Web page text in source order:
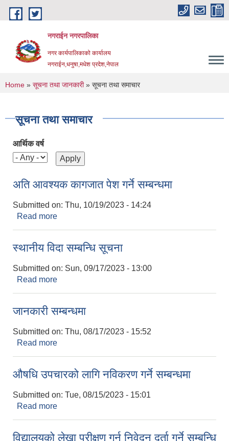
Skip to main content
नगराईन नगरपालिका
नगर कार्यपालिकाको कार्यालय
नगराईन,धनुषा,मधेश प्रदेश,नेपाल
You are here
Home » सूचना तथा जानकारी» सूचना तथा समाचार
सूचना तथा समाचार
आर्थिक वर्ष
अति आवश्यक कागजात पेश गर्ने सम्बन्धमा
Submitted on: Thu, 10/19/2023 - 14:24
Read more
स्थानीय विदा सम्बन्धि सूचना
Submitted on: Sun, 09/17/2023 - 13:00
Read more
जानकारी सम्बन्धमा
Submitted on: Thu, 08/17/2023 - 15:52
Read more
औषधि उपचारको लागि नविकरण गर्ने सम्बन्धमा
Submitted on: Tue, 08/15/2023 - 15:01
Read more
विद्यालयको लेखा परीक्षण गर्न निवेदन दर्ता गर्ने सम्बन्धि